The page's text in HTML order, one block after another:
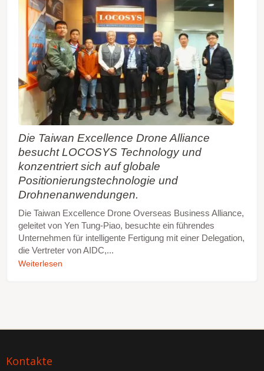
Die Taiwan Excellence Drone Alliance
besucht LOCOSYS Technology und
konzentriert sich auf globale
Positionierungstechnologie und
Drohnenanwendungen.
Die Taiwan Excellence Drone Overseas Business Alliance,
geleitet von Yen Tung-Piao, besuchte ein führendes
Unternehmen für intelligente Fertigung mit einer Delegation,
die Vertreter von AIDC,...
Weiterlesen
Kontakte